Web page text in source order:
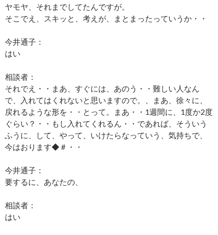
ヤモヤ、それまでしてたんですが。
そこでえ、スキッと、考えが、まとまったっていうか・・
今井通子：
はい
相談者：
それでえ・・まあ、すぐには、あのう・・難しい人なん
で、入れてはくれないと思いますので。、まあ、徐々に、
戻れるような形を・・とって。まあ・・1週間に、1度か2度
ぐらい？・・もし入れてくれるん・・であれば、そういう
ふうに、して、やって、いけたらなっていう、気持ちで、
今はおります◆＃・・
今井通子：
要するに、あなたの、
相談者：
はい